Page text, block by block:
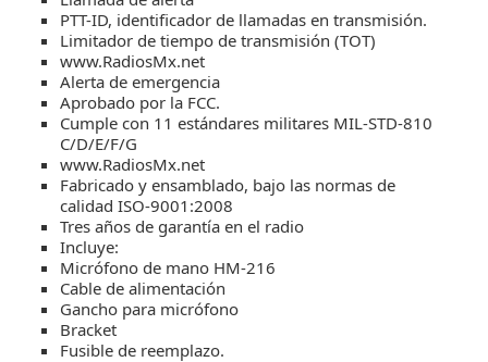
PTT-ID, identificador de llamadas en transmisión.
Limitador de tiempo de transmisión (TOT)
www.RadiosMx.net
Alerta de emergencia
Aprobado por la FCC.
Cumple con 11 estándares militares MIL-STD-810
C/D/E/F/G
www.RadiosMx.net
Fabricado y ensamblado, bajo las normas de
calidad ISO-9001:2008
Tres años de garantía en el radio
Incluye:
Micrófono de mano HM-216
Cable de alimentación
Gancho para micrófono
Bracket
Fusible de reemplazo.